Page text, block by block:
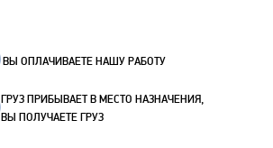
ВЫ ОПЛАЧИВАЕТЕ НАШУ РАБОТУ
ГРУЗ ПРИБЫВАЕТ В МЕСТО НАЗНАЧЕНИЯ,
ВЫ ПОЛУЧАЕТЕ ГРУЗ